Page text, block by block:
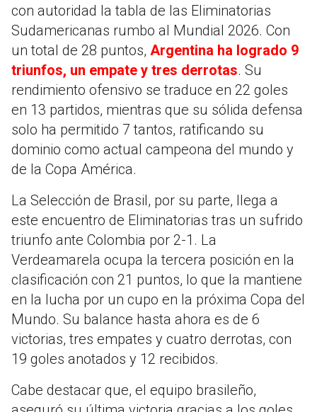
con autoridad la tabla de las Eliminatorias
Sudamericanas rumbo al Mundial 2026. Con
un total de 28 puntos, Argentina ha logrado 9
triunfos, un empate y tres derrotas. Su
rendimiento ofensivo se traduce en 22 goles
en 13 partidos, mientras que su sólida defensa
solo ha permitido 7 tantos, ratificando su
dominio como actual campeona del mundo y
de la Copa América.
La Selección de Brasil, por su parte, llega a
este encuentro de Eliminatorias tras un sufrido
triunfo ante Colombia por 2-1. La
Verdeamarela ocupa la tercera posición en la
clasificación con 21 puntos, lo que la mantiene
en la lucha por un cupo en la próxima Copa del
Mundo. Su balance hasta ahora es de 6
victorias, tres empates y cuatro derrotas, con
19 goles anotados y 12 recibidos.
Cabe destacar que, el equipo brasileño,